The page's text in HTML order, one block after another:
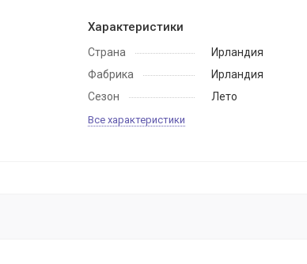
Характеристики
Страна
Ирландия
Фабрика
Ирландия
Сезон
Лето
Все характеристики